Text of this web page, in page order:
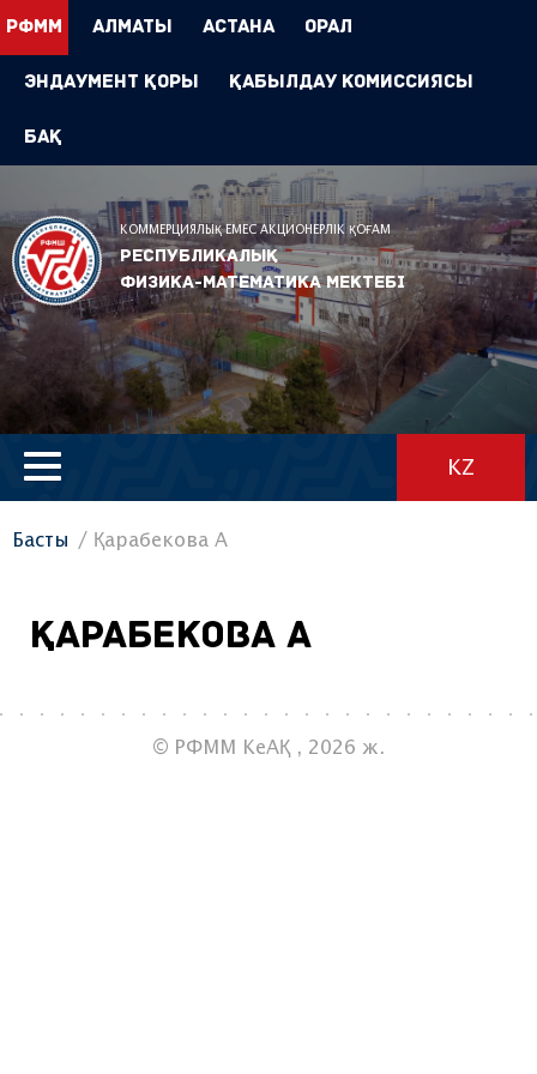
РФММ Алматы Астана Орал
Эндаумент Қоры Қабылдау комиссиясы
БАҚ
КОММЕРЦИЯЛЫҚ ЕМЕС АКЦИОНЕРЛІК ҚОҒАМ
Республикалық
физика-математика мектебі
KZ
Басты Қарабекова А
Қарабекова А
© РФММ КеАҚ , 2026 ж.